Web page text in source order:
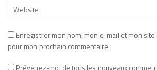
Enregistrer mon nom, mon e-mail et mon
pour mon prochain commentaire.
Prévenez-moi de tous les nouveaux